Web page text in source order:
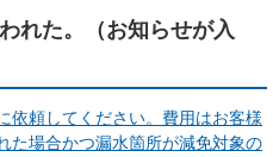
れた。（お知らせが入
頼してください。費用はお客様
た場合かつ漏水箇所が減免対象の